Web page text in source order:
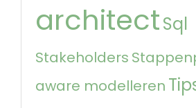
architectSql
Stakeholders
aware modelleren